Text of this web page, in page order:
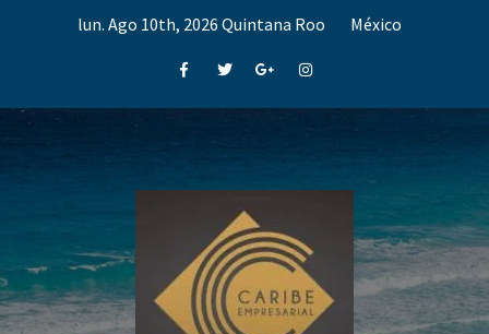
lun. Ago 10th, 2026 Quintana Roo México
FacebookTwitterGoogle+Instagram